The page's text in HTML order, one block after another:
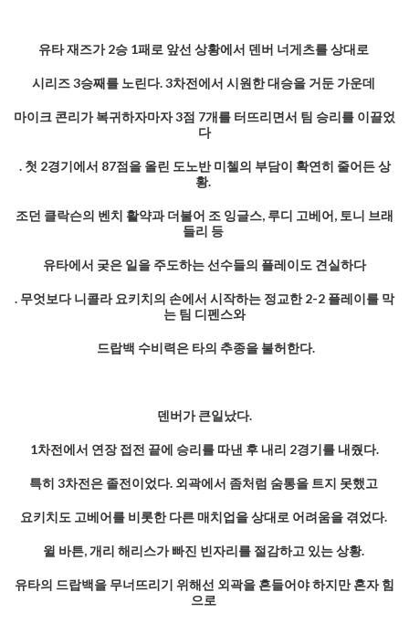
유타 재즈가 2승 1패로 앞선 상황에서 덴버 너게츠를 상대로
시리즈 3승째를 노린다. 3차전에서 시원한 대승을 거둔 가운데
마이크 콘리가 복귀하자마자 3점 7개를 터뜨리면서 팀 승리를 이끌었
다
. 첫 2경기에서 87점을 올린 도노반 미첼의 부담이 확연히 줄어든 상
황.
조던 클락슨의 벤치 활약과 더불어 조 잉글스, 루디 고베어, 토니 브래
들리 등
유타에서 궂은 일을 주도하는 선수들의 플레이도 견실하다
. 무엇보다 니콜라 요키치의 손에서 시작하는 정교한 2-2 플레이를 막
는 팀 디펜스와
드랍백 수비력은 타의 추종을 불허한다.
덴버가 큰일났다.
1차전에서 연장 접전 끝에 승리를 따낸 후 내리 2경기를 내줬다.
특히 3차전은 졸전이었다. 외곽에서 좀처럼 숨통을 트지 못했고
요키치도 고베어를 비롯한 다른 매치업을 상대로 어려움을 겪었다.
윌 바튼, 개리 해리스가 빠진 빈자리를 절감하고 있는 상황.
유타의 드랍백을 무너뜨리기 위해선 외곽을 흔들어야 하지만 혼자 힘
으로